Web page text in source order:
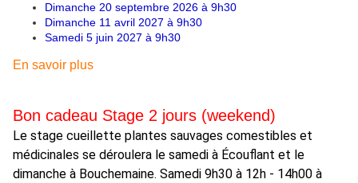
Dimanche 20 septembre 2026 à 9h30
Dimanche 11 avril 2027 à 9h30
Samedi 5 juin 2027 à 9h30
En savoir plus
Bon cadeau Stage 2 jours (weekend)
Le stage cueillette plantes sauvages comestibles et
médicinales se déroulera le samedi à Écouflant et le
dimanche à Bouchemaine. Samedi 9h30 à 12h - 14h00 à